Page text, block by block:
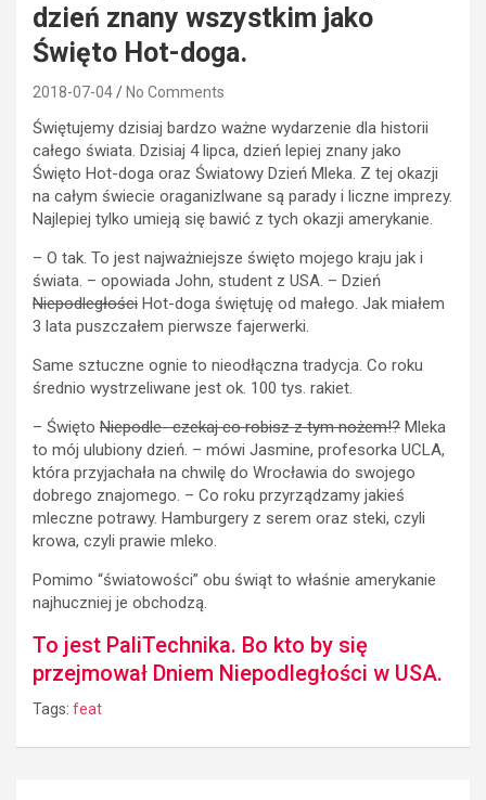
dzień znany wszystkim jako
Święto Hot-doga.
2018-07-04 No Comments
Świętujemy dzisiaj bardzo ważne wydarzenie dla historii
całego świata. Dzisiaj 4 lipca, dzień lepiej znany jako
Święto Hot-doga oraz Światowy Dzień Mleka. Z tej okazji
na całym świecie oraganizlwane są parady i liczne imprezy.
Najlepiej tylko umieją się bawić z tych okazji amerykanie.
– O tak. To jest najważniejsze święto mojego kraju jak i
świata. – opowiada John, student z USA. – Dzień
Niepodległości Hot-doga świętuję od małego. Jak miałem
3 lata puszczałem pierwsze fajerwerki.
Same sztuczne ognie to nieodłączna tradycja. Co roku
średnio wystrzeliwane jest ok. 100 tys. rakiet.
– Święto Niepodle- czekaj co robisz z tym nożem!? Mleka
to mój ulubiony dzień. – mówi Jasmine, profesorka UCLA,
która przyjachała na chwilę do Wrocławia do swojego
dobrego znajomego. – Co roku przyrządzamy jakieś
mleczne potrawy. Hamburgery z serem oraz steki, czyli
krowa, czyli prawie mleko.
Pomimo “światowości” obu świąt to właśnie amerykanie
najhuczniej je obchodzą.
To jest PaliTechnika. Bo kto by się
przejmował Dniem Niepodległości w USA.
Tags: feat